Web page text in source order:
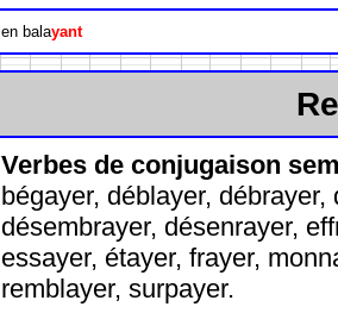
en balayant
Verbes de conjugaison
bégayer, déblayer,
désembrayer, désenrayer,
essayer, étayer, frayer,
remblayer, surpayer.